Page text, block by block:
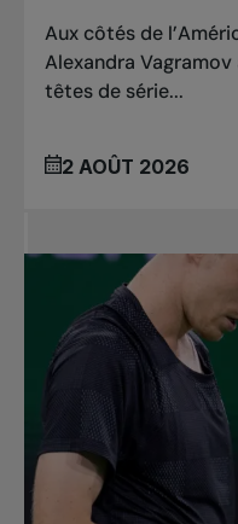
Aux côtés de
Alexandra
têtes de série...
2 AOÛT 2026